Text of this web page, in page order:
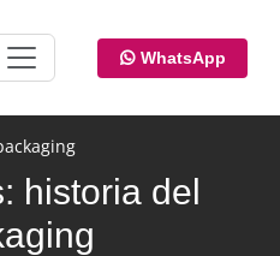
WhatsApp
historia del